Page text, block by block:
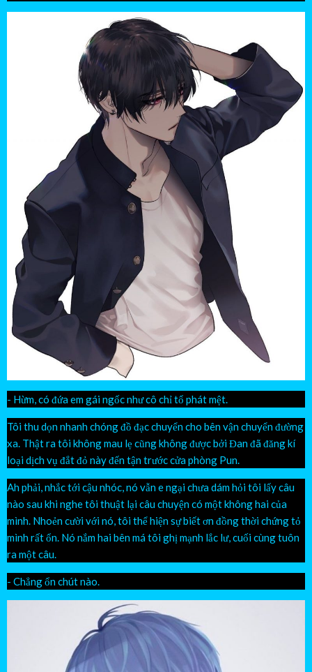
- Hừm, có đứa em gái ngốc như cô chỉ tổ phát mệt.
Tôi thu dọn nhanh chóng đồ đạc chuyển cho bên vận chuyển đường
xa. Thật ra tôi không mau lẹ cũng không được bởi Đan đã đăng kí
loại dịch vụ đắt đỏ này đến tận trước cửa phòng Pun.
Ah phải, nhắc tới cậu nhóc, nó vẫn e ngại chưa dám hỏi tôi lấy câu
nào sau khi nghe tôi thuật lại câu chuyện có một không hai của
mình. Nhoẻn cười với nó, tôi thể hiện sự biết ơn đồng thời chứng tỏ
mình rất ổn. Nó nắm hai bên má tôi ghị mạnh lắc lư, cuối cùng tuôn
ra một câu.
- Chẳng ổn chút nào.